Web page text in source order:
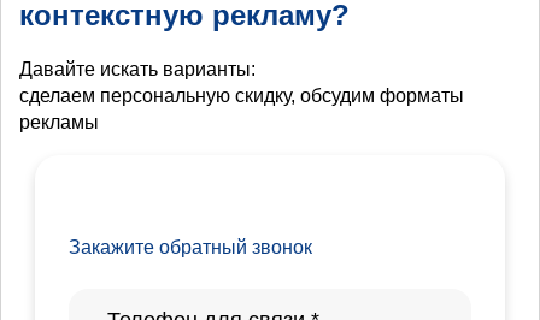
контекстную рекламу?
Давайте искать варианты:
сделаем персональную скидку, обсудим форматы
рекламы
Закажите обратный звонок